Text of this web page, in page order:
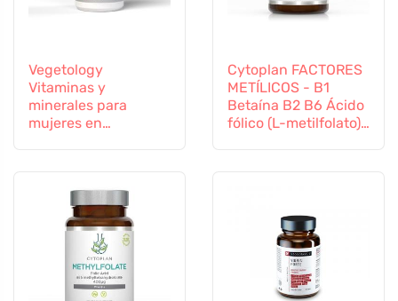
Vegetology
Vitaminas y
minerales para
mujeres en
Cytoplan FACTORES
METÍLICOS - B1
Betaína B2 B6 Ácido
fólico (L-metilfolato)